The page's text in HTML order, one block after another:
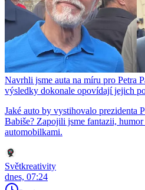
Navrhli jsme auta na míru pro Petra
výsledky dokonale opovídají jejich
Jaké auto by vystihovalo prezidenta
Babiše? Zapojili jsme fantazii,
automobilkami.
Světkreativity
dnes, 07:24